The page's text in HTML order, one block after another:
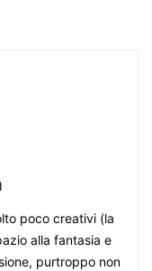
poco creativi (la
alla fantasia e
purtroppo non